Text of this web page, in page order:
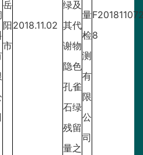
岳
阳
市
2018.11.02
绿及
其代
谢物
隐色
孔雀
石绿
残留
量之
量
检
测
有
限
公
司
8